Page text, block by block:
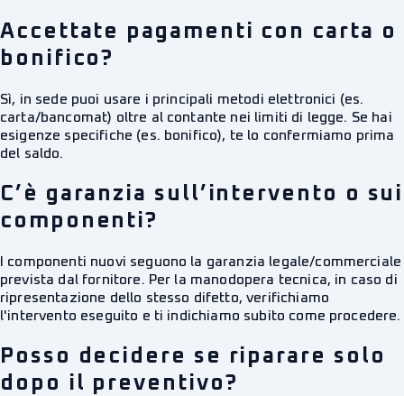
Accettate pagamenti con carta o
bonifico?
Sì, in sede puoi usare i principali metodi elettronici (es.
carta/bancomat) oltre al contante nei limiti di legge. Se hai
esigenze specifiche (es. bonifico), te lo confermiamo prima
del saldo.
C’è garanzia sull’intervento o sui
componenti?
I componenti nuovi seguono la garanzia legale/commerciale
prevista dal fornitore. Per la manodopera tecnica, in caso di
ripresentazione dello stesso difetto, verifichiamo
l'intervento eseguito e ti indichiamo subito come procedere.
Posso decidere se riparare solo
dopo il preventivo?